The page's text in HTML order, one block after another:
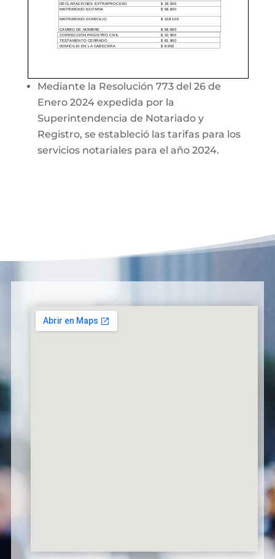
Mediante la Resolución 773 del 26 de
Enero 2024 expedida por la
Superintendencia de Notariado y
Registro, se estableció las tarifas para los
servicios notariales para el año 2024.